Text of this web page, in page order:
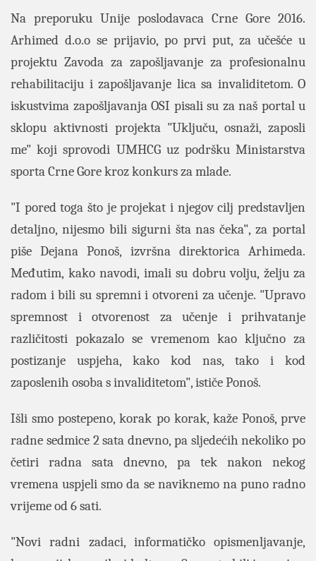
Na preporuku Unije poslodavaca Crne Gore 2016.
Arhimed d.o.o se prijavio, po prvi put, za učešće u
projektu Zavoda za zapošljavanje za profesionalnu
rehabilitaciju i zapošljavanje lica sa invaliditetom. O
iskustvima zapošljavanja OSI pisali su za naš portal u
sklopu aktivnosti projekta "Uključu, osnaži, zaposli
me" koji sprovodi UMHCG uz podršku Ministarstva
sporta Crne Gore kroz konkurs za mlade.
"I pored toga što je projekat i njegov cilj predstavljen
detaljno, nijesmo bili sigurni šta nas čeka", za portal
piše Dejana Ponoš, izvršna direktorica Arhimeda.
Međutim, kako navodi, imali su dobru volju, želju za
radom i bili su spremni i otvoreni za učenje. "Upravo
spremnost i otvorenost za učenje i prihvatanje
različitosti pokazalo se vremenom kao ključno za
postizanje uspjeha, kako kod nas, tako i kod
zaposlenih osoba s invaliditetom", ističe Ponoš.
Išli smo postepeno, korak po korak, kaže Ponoš, prve
radne sedmice 2 sata dnevno, pa sljedećih nekoliko po
četiri radna sata dnevno, pa tek nakon nekog
vremena uspjeli smo da se naviknemo na puno radno
vrijeme od 6 sati.
"Novi radni zadaci, informatičko opismenljavanje,